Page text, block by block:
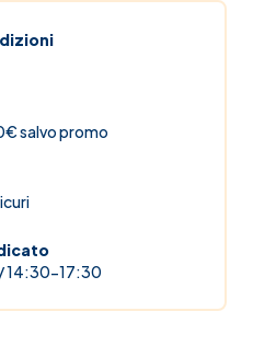
salvo promo
14:30-17:30